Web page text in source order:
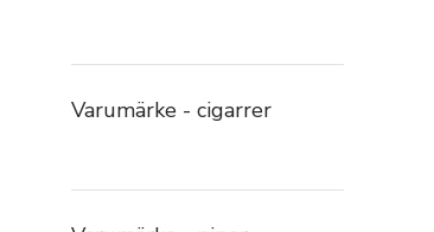
Varumärke - cigarrer